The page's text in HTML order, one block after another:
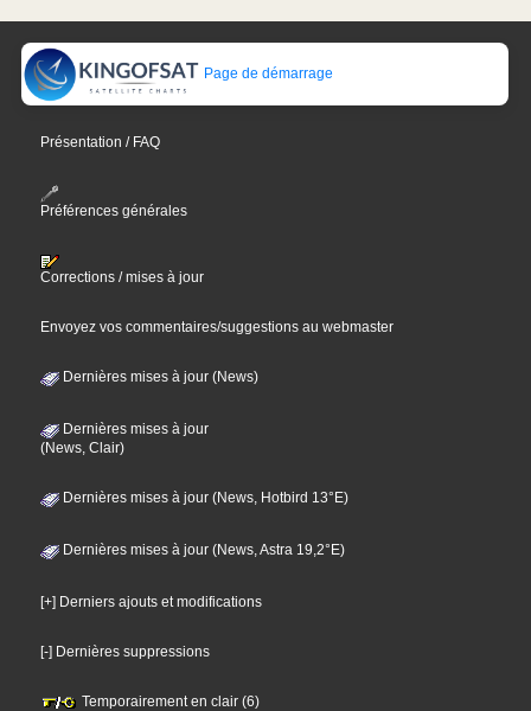
Page de démarrage
Présentation / FAQ
Préférences générales
Corrections / mises à jour
Envoyez vos commentaires/suggestions au webmaster
Dernières mises à jour (News)
Dernières mises à jour
(News, Clair)
Dernières mises à jour (News, Hotbird 13°E)
Dernières mises à jour (News, Astra 19,2°E)
[+] Derniers ajouts et modifications
[-] Dernières suppressions
Temporairement en clair (6)